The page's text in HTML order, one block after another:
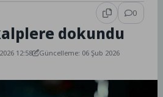
0
dokundu
12:58
Güncelleme: 06 Şub 2026